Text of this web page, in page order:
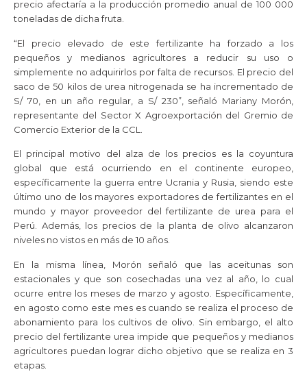
precio afectaría a la producción promedio anual de 100 000
toneladas de dicha fruta.
“El precio elevado de este fertilizante ha forzado a los
pequeños y medianos agricultores a reducir su uso o
simplemente no adquirirlos por falta de recursos. El precio del
saco de 50 kilos de urea nitrogenada se ha incrementado de
S/ 70, en un año regular, a S/ 230”, señaló Mariany Morón,
representante del Sector X Agroexportación del Gremio de
Comercio Exterior de la CCL.
El principal motivo del alza de los precios es la coyuntura
global que está ocurriendo en el continente europeo,
específicamente la guerra entre Ucrania y Rusia, siendo este
último uno de los mayores exportadores de fertilizantes en el
mundo y mayor proveedor del fertilizante de urea para el
Perú. Además, los precios de la planta de olivo alcanzaron
niveles no vistos en más de 10 años.
En la misma línea, Morón señaló que las aceitunas son
estacionales y que son cosechadas una vez al año, lo cual
ocurre entre los meses de marzo y agosto. Específicamente,
en agosto como este mes es cuando se realiza el proceso de
abonamiento para los cultivos de olivo. Sin embargo, el alto
precio del fertilizante urea impide que pequeños y medianos
agricultores puedan lograr dicho objetivo que se realiza en 3
etapas.